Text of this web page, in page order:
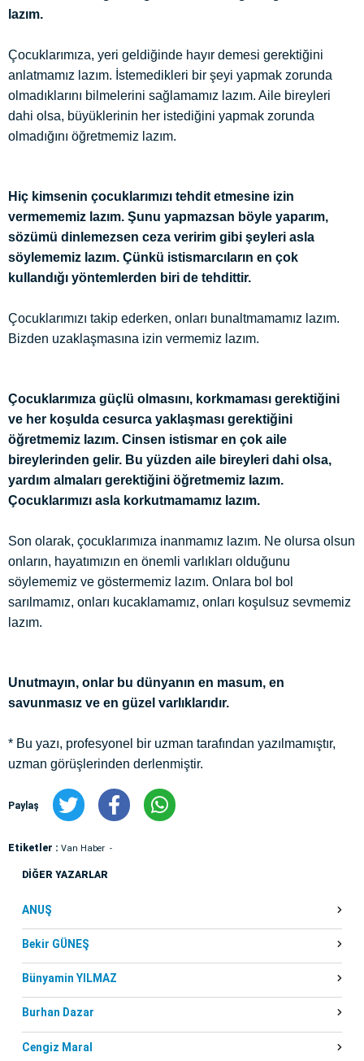
lazım.
Çocuklarımıza, yeri geldiğinde hayır demesi gerektiğini
anlatmamız lazım. İstemedikleri bir şeyi yapmak zorunda
olmadıklarını bilmelerini sağlamamız lazım. Aile bireyleri
dahi olsa, büyüklerinin her istediğini yapmak zorunda
olmadığını öğretmemiz lazım.
Hiç kimsenin çocuklarımızı tehdit etmesine izin
vermememiz lazım. Şunu yapmazsan böyle yaparım,
sözümü dinlemezsen ceza veririm gibi şeyleri asla
söylememiz lazım. Çünkü istismarcıların en çok
kullandığı yöntemlerden biri de tehdittir.
Çocuklarımızı takip ederken, onları bunaltmamamız lazım.
Bizden uzaklaşmasına izin vermemiz lazım.
Çocuklarımıza güçlü olmasını, korkmaması gerektiğini
ve her koşulda cesurca yaklaşması gerektiğini
öğretmemiz lazım. Cinsen istismar en çok aile
bireylerinden gelir. Bu yüzden aile bireyleri dahi olsa,
yardım almaları gerektiğini öğretmemiz lazım.
Çocuklarımızı asla korkutmamamız lazım.
Son olarak, çocuklarımıza inanmamız lazım. Ne olursa olsun
onların, hayatımızın en önemli varlıkları olduğunu
söylememiz ve göstermemiz lazım. Onlara bol bol
sarılmamız, onları kucaklamamız, onları koşulsuz sevmemiz
lazım.
Unutmayın, onlar bu dünyanın en masum, en
savunmasız ve en güzel varlıklarıdır.
* Bu yazı, profesyonel bir uzman tarafından yazılmamıştır,
uzman görüşlerinden derlenmiştir.
Paylaş
Etiketler : Van Haber
DİĞER YAZARLAR
ANUŞ
Bekir GÜNEŞ
Bünyamin YILMAZ
Burhan Dazar
Cengiz Maral